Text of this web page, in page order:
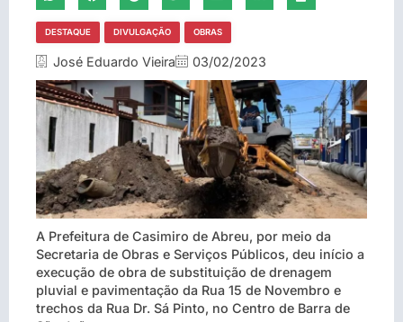
DESTAQUE DIVULGAÇÃO OBRAS
José Eduardo Vieira 03/02/2023
A Prefeitura de Casimiro de Abreu, por meio da
Secretaria de Obras e Serviços Públicos, deu início a
execução de obra de substituição de drenagem
pluvial e pavimentação da Rua 15 de Novembro e
trechos da Rua Dr. Sá Pinto, no Centro de Barra de